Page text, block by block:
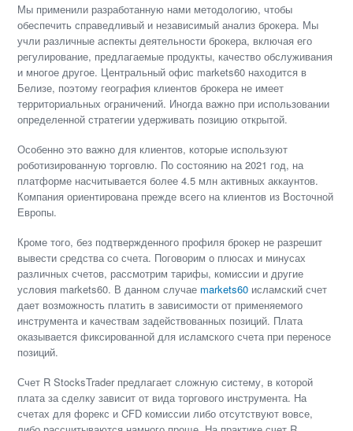
Мы применили разработанную нами методологию, чтобы
обеспечить справедливый и независимый анализ брокера. Мы
учли различные аспекты деятельности брокера, включая его
регулирование, предлагаемые продукты, качество обслуживания
и многое другое. Центральный офис markets60 находится в
Белизе, поэтому география клиентов брокера не имеет
территориальных ограничений. Иногда важно при использовании
определенной стратегии удерживать позицию открытой.
Особенно это важно для клиентов, которые используют
роботизированную торговлю. По состоянию на 2021 год, на
платформе насчитывается более 4.5 млн активных аккаунтов.
Компания ориентирована прежде всего на клиентов из Восточной
Европы.
Кроме того, без подтвержденного профиля брокер не разрешит
вывести средства со счета. Поговорим о плюсах и минусах
различных счетов, рассмотрим тарифы, комиссии и другие
условия markets60. В данном случае markets60 исламский счет
дает возможность платить в зависимости от применяемого
инструмента и качествам задействованных позиций. Плата
оказывается фиксированной для исламского счета при переносе
позиций.
Счет R StocksTrader предлагает сложную систему, в которой
плата за сделку зависит от вида торгового инструмента. На
счетах для форекс и CFD комиссии либо отсутствуют вовсе,